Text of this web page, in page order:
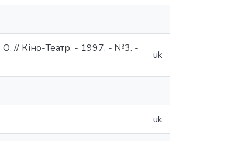
О. // Кіно-Театр. - 1997. - №3. -
uk
uk